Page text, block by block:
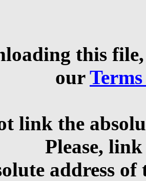
this
our
link the
Please,
address